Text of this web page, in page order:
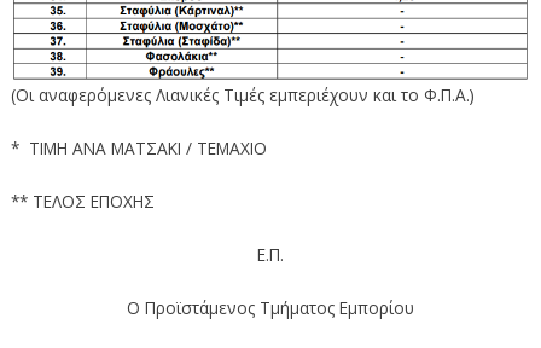
(Οι αναφερόμενες Λιανικές Τιμές εμπεριέχουν και το Φ.Π.Α.)
* ΤΙΜΗ ΑΝΑ ΜΑΤΣΑΚΙ / TEMΑXIO
** ΤΕΛΟΣ ΕΠΟΧΗΣ
Ε.Π.
Ο Προϊστάμενος Τμήματος Εμπορίου